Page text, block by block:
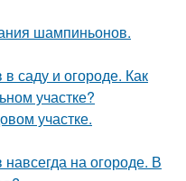
шампиньонов.
саду и огороде. Как
участке?
участке.
на огороде. В